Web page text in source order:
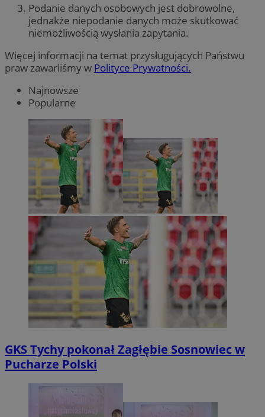
Podanie danych osobowych jest dobrowolne,
jednakże niepodanie danych może skutkować
niemożliwością wysłania zapytania.
Więcej informacji na temat przysługujących Państwu
praw zawarliśmy w Polityce Prywatności.
Najnowsze
Popularne
GKS Tychy pokonał Zagłębie Sosnowiec w
Pucharze Polski